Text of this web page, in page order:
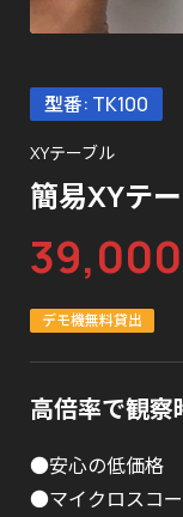
型番: TK100
XYテーブル
簡易XYテ
39,000
デモ機無料貸出
高倍率で観察
●安心の低価格
●マイクロスコ